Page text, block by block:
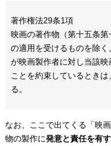
著作権法29条1項
映画の著作物（第十五条
の適用を受けるものを除
が映画製作者に対し当該
ことを約束しているとき
る。
なお、ここで出てくる「映
物の製作に発意と責任を有